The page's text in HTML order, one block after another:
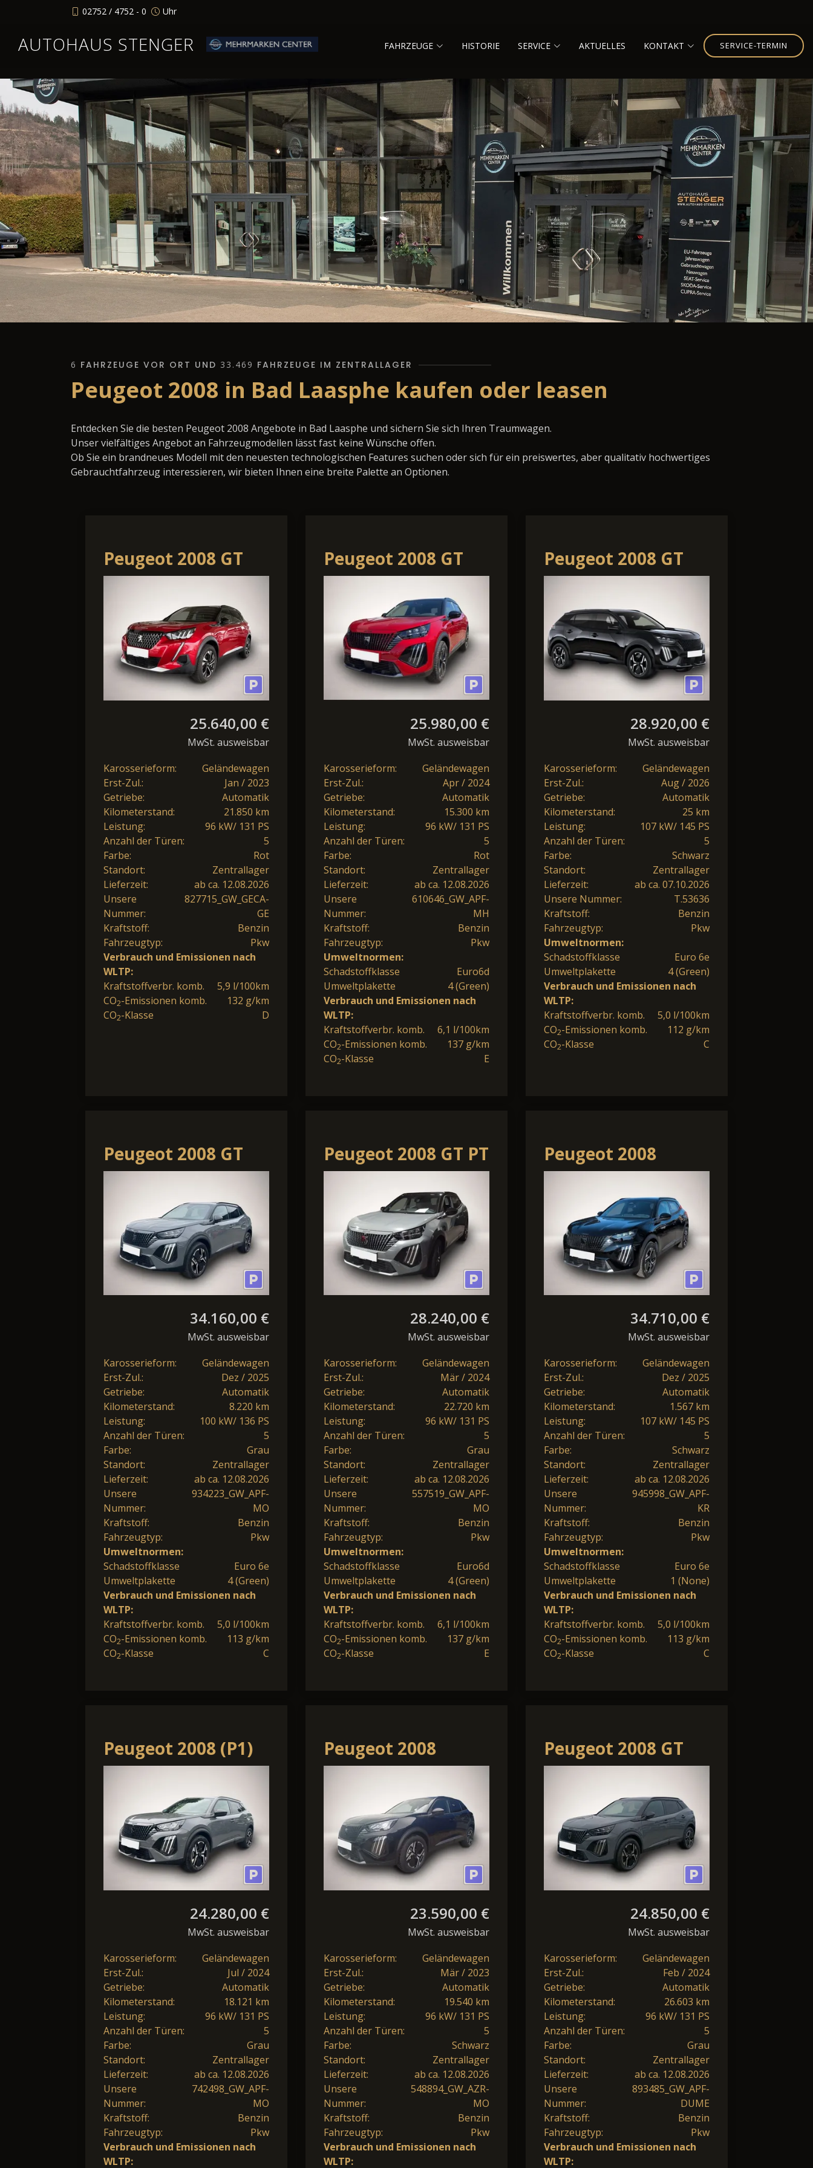
02752 / 4752 - 0 Uhr
AUTOHAUS STENGER FAHRZEUGE HISTORIE SERVICE AKTUELLES KONTAKT SERVICE-TERMIN
6 FAHRZEUGE VOR ORT UND 33.469 FAHRZEUGE IM ZENTRALLAGER
Peugeot 2008 in Bad Laasphe kaufen oder leasen
Entdecken Sie die besten Peugeot 2008 Angebote in Bad Laasphe und sichern Sie sich Ihren Traumwagen.
Unser vielfältiges Angebot an Fahrzeugmodellen lässt fast keine Wünsche offen.
Ob Sie ein brandneues Modell mit den neuesten technologischen Features suchen oder sich für ein preiswertes, aber qualitativ hochwertiges
Gebrauchtfahrzeug interessieren, wir bieten Ihnen eine breite Palette an Optionen.
Peugeot 2008 GT
PureTech 130 EAT8
25.640,00 €
MwSt. ausweisbar
Karosserieform:
Geländewagen
Erst-Zul.:
Jan / 2023
Getriebe:
Automatik
Kilometerstand:
21.850 km
Leistung:
96 kW/ 131 PS
Anzahl der Türen:
5
Farbe:
Rot
Standort:
Zentrallager
Lieferzeit:
ab ca. 12.08.2026
Unsere
Nummer:
827715_GW_GECA-
GE
Kraftstoff:
Benzin
Fahrzeugtyp:
Pkw
Verbrauch und Emissionen nach
WLTP:
Kraftstoffverbr. komb.
5,9 l/100km
CO2-Emissionen komb.
132 g/km
CO2-Klasse D
Peugeot 2008 GT
1.2 PureTech 130
EU6d Navi LED
Klimaauto
25.980,00 €
MwSt. ausweisbar
Karosserieform:
Geländewagen
Erst-Zul.:
Apr / 2024
Getriebe:
Automatik
Kilometerstand:
15.300 km
Leistung:
96 kW/ 131 PS
Anzahl der Türen:
5
Farbe:
Rot
Standort:
Zentrallager
Lieferzeit:
ab ca. 12.08.2026
Unsere
Nummer:
610646_GW_APF-
MH
Kraftstoff:
Benzin
Fahrzeugtyp:
Pkw
Umweltnormen:
Schadstoffklasse
Euro6d
Umweltplakette
4 (Green)
Verbrauch und Emissionen nach
WLTP:
Kraftstoffverbr. komb.
6,1 l/100km
CO2-Emissionen komb.
137 g/km
CO2-Klasse E
Peugeot 2008 GT
HYBRID 145 eDSC
AHK*Android
Auto*SHZ*Alc
28.920,00 €
MwSt. ausweisbar
Karosserieform:
Geländewagen
Erst-Zul.:
Aug / 2026
Getriebe:
Automatik
Kilometerstand:
25 km
Leistung:
107 kW/ 145 PS
Anzahl der Türen:
5
Farbe:
Schwarz
Standort:
Zentrallager
Lieferzeit:
ab ca. 07.10.2026
Unsere Nummer:
T.53636
Kraftstoff:
Benzin
Fahrzeugtyp:
Pkw
Umweltnormen:
Schadstoffklasse
Euro 6e
Umweltplakette
4 (Green)
Verbrauch und Emissionen nach
WLTP:
Kraftstoffverbr. komb.
5,0 l/100km
CO2-Emissionen komb.
112 g/km
CO2-Klasse C
Peugeot 2008 GT
EXCLUSIVE HYBRID
145 e-DSC6 ACC
PANO NAV
34.160,00 €
MwSt. ausweisbar
Karosserieform:
Geländewagen
Erst-Zul.:
Dez / 2025
Getriebe:
Automatik
Kilometerstand:
8.220 km
Leistung:
100 kW/ 136 PS
Anzahl der Türen:
5
Farbe:
Grau
Standort:
Zentrallager
Lieferzeit:
ab ca. 12.08.2026
Unsere
Nummer:
934223_GW_APF-
MO
Kraftstoff:
Benzin
Fahrzeugtyp:
Pkw
Umweltnormen:
Schadstoffklasse
Euro 6e
Umweltplakette
4 (Green)
Verbrauch und Emissionen nach
WLTP:
Kraftstoffverbr. komb.
5,0 l/100km
CO2-Emissionen komb.
113 g/km
CO2-Klasse C
Peugeot 2008 GT PT
130 EAT8 GP GJR
NAV KAM CarPlay
Navi
28.240,00 €
MwSt. ausweisbar
Karosserieform:
Geländewagen
Erst-Zul.:
Mär / 2024
Getriebe:
Automatik
Kilometerstand:
22.720 km
Leistung:
96 kW/ 131 PS
Anzahl der Türen:
5
Farbe:
Grau
Standort:
Zentrallager
Lieferzeit:
ab ca. 12.08.2026
Unsere
Nummer:
557519_GW_APF-
MO
Kraftstoff:
Benzin
Fahrzeugtyp:
Pkw
Umweltnormen:
Schadstoffklasse
Euro6d
Umweltplakette
4 (Green)
Verbrauch und Emissionen nach
WLTP:
Kraftstoffverbr. komb.
6,1 l/100km
CO2-Emissionen komb.
137 g/km
CO2-Klasse E
Peugeot 2008
Hybrid 145 GT El.
Panodach Navi
Massagesitz
34.710,00 €
MwSt. ausweisbar
Karosserieform:
Geländewagen
Erst-Zul.:
Dez / 2025
Getriebe:
Automatik
Kilometerstand:
1.567 km
Leistung:
107 kW/ 145 PS
Anzahl der Türen:
5
Farbe:
Schwarz
Standort:
Zentrallager
Lieferzeit:
ab ca. 12.08.2026
Unsere
Nummer:
945998_GW_APF-
KR
Kraftstoff:
Benzin
Fahrzeugtyp:
Pkw
Umweltnormen:
Schadstoffklasse
Euro 6e
Umweltplakette
1 (None)
Verbrauch und Emissionen nach
WLTP:
Kraftstoffverbr. komb.
5,0 l/100km
CO2-Emissionen komb.
113 g/km
CO2-Klasse C
Peugeot 2008 (P1)
(11.2019->) Allure
24.280,00 €
MwSt. ausweisbar
Karosserieform:
Geländewagen
Erst-Zul.:
Jul / 2024
Getriebe:
Automatik
Kilometerstand:
18.121 km
Leistung:
96 kW/ 131 PS
Anzahl der Türen:
5
Farbe:
Grau
Standort:
Zentrallager
Lieferzeit:
ab ca. 12.08.2026
Unsere
Nummer:
742498_GW_APF-
MO
Kraftstoff:
Benzin
Fahrzeugtyp:
Pkw
Verbrauch und Emissionen nach
WLTP:
Peugeot 2008
Allure Pack
PureTech 130 EAT8
23.590,00 €
MwSt. ausweisbar
Karosserieform:
Geländewagen
Erst-Zul.:
Mär / 2023
Getriebe:
Automatik
Kilometerstand:
19.540 km
Leistung:
96 kW/ 131 PS
Anzahl der Türen:
5
Farbe:
Schwarz
Standort:
Zentrallager
Lieferzeit:
ab ca. 12.08.2026
Unsere
Nummer:
548894_GW_AZR-
MO
Kraftstoff:
Benzin
Fahrzeugtyp:
Pkw
Verbrauch und Emissionen nach
WLTP:
Peugeot 2008 GT
PureTech 130 EAT8
24.850,00 €
MwSt. ausweisbar
Karosserieform:
Geländewagen
Erst-Zul.:
Feb / 2024
Getriebe:
Automatik
Kilometerstand:
26.603 km
Leistung:
96 kW/ 131 PS
Anzahl der Türen:
5
Farbe:
Grau
Standort:
Zentrallager
Lieferzeit:
ab ca. 12.08.2026
Unsere
Nummer:
893485_GW_APF-
DUME
Kraftstoff:
Benzin
Fahrzeugtyp:
Pkw
Verbrauch und Emissionen nach
WLTP: